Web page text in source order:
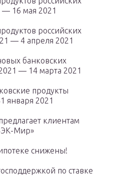
— 16 мая 2021
российских
— 4 апреля 2021
банковских
— 14 марта 2021
продукты
января 2021
клиентам
Мир»
снижены!
по ставке